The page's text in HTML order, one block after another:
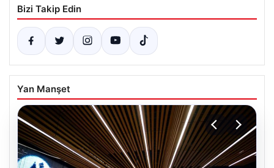
Bizi Takip Edin
Yan Manşet